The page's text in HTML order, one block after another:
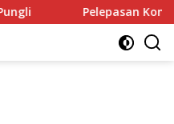
Pelepasan Kontingen